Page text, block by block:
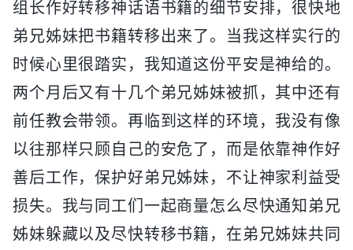
组长作好转移神话语书籍的细节安排，很快地
弟兄姊妹把书籍转移出来了。当我这样实行的
时候心里很踏实，我知道这份平安是神给的。
两个月后又有十几个弟兄姊妹被抓，其中还有
前任教会带领。再临到这样的环境，我没有像
以往那样只顾自己的安危了，而是依靠神作好
善后工作，保护好弟兄姊妹，不让神家利益受
损失。我与同工们一起商量怎么尽快通知弟兄
姊妹躲藏以及尽快转移书籍，在弟兄姊妹共同